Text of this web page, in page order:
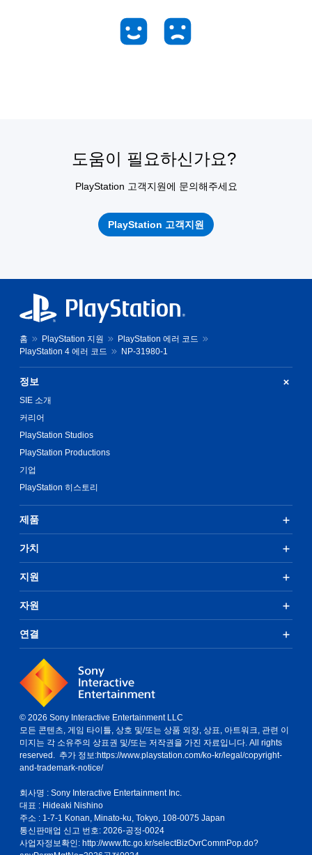
도움이 필요하신가요?
PlayStation 고객지원에 문의해주세요
PlayStation 고객지원
홈 PlayStation 지원
PlayStation 에러 코드
PlayStation 4 에러 코드
NP-31980-1
정보
SIE 소개
커리어
PlayStation Studios
PlayStation Productions
기업
PlayStation 히스토리
제품
가치
지원
자원
연결
© 2026 Sony Interactive Entertainment LLC
모든 콘텐츠, 게임 타이틀, 상호 및/또는 상품 외장, 상표, 아트워크, 관련 이
미지는 각 소유주의 상표권 및/또는 저작권을 가진 자료입니다. All rights
reserved. 추가 정보:https://www.playstation.com/ko-kr/legal/copyright-
and-trademark-notice/
회사명 : Sony Interactive Entertainment Inc.
대표 : Hideaki Nishino
주소 : 1-7-1 Konan, Minato-ku, Tokyo, 108-0075 Japan
통신판매업 신고 번호: 2026-공정-0024
사업자정보확인: http://www.ftc.go.kr/selectBizOvrCommPop.do?